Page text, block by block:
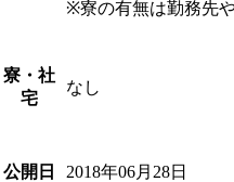
※寮の有無は勤務先
寮・社
宅
なし
公開日 2018年06月28日